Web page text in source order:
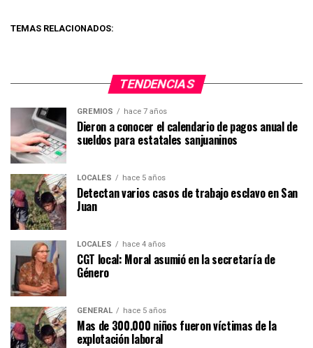
TEMAS RELACIONADOS:
TENDENCIAS
GREMIOS hace 7 años
Dieron a conocer el calendario de pagos anual de
sueldos para estatales sanjuaninos
LOCALES hace 5 años
Detectan varios casos de trabajo esclavo en San
Juan
LOCALES hace 4 años
CGT local: Moral asumió en la secretaría de
Género
GENERAL hace 5 años
Mas de 300.000 niños fueron víctimas de la
explotación laboral